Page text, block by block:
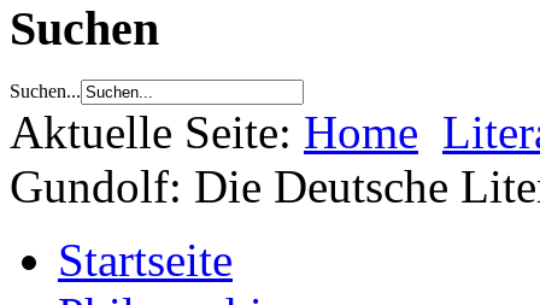
Suchen
Suchen...
Aktuelle Seite: Home
Gundolf: Die Deutsche
Startseite